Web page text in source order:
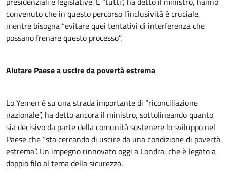
convenuto che in questo percorso l’inclusività è cruciale,
mentre bisogna “evitare quei tentativi di interferenza che
possano frenare questo processo”.
Aiutare Paese a uscire da povertà estrema
Lo Yemen è su una strada importante di “riconciliazione
nazionale”, ha detto ancora il ministro, sottolineando quanto
sia decisivo da parte della comunità sostenere lo sviluppo nel
Paese che “sta cercando di uscire da una condizione di povertà
estrema”. Un impegno rinnovato oggi a Londra, che è legato a
doppio filo al tema della sicurezza.